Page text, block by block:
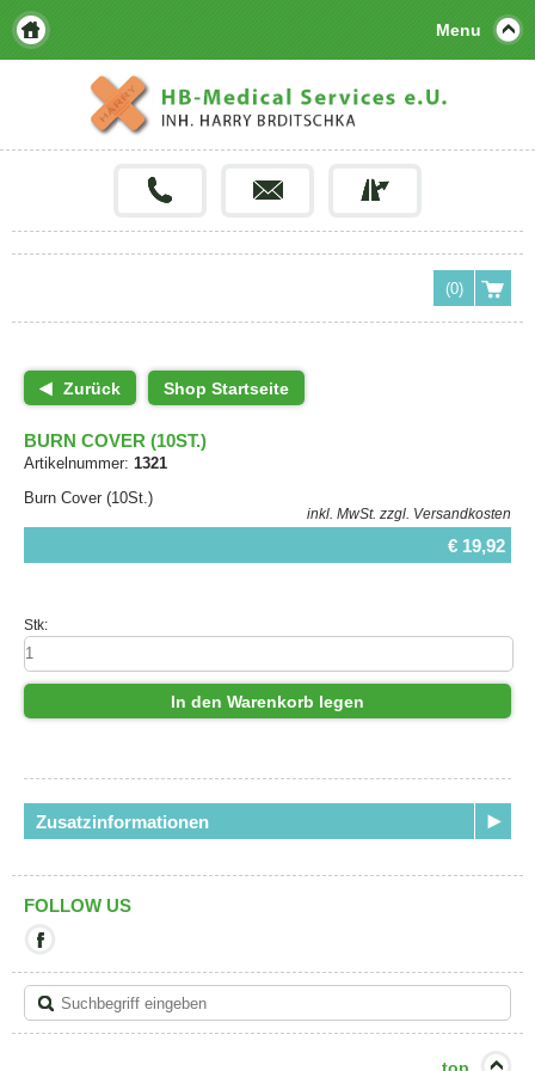
Menu
(0)
Zurück Shop Startseite
BURN COVER (10ST.)
Artikelnummer: 1321
Burn Cover (10St.)
inkl. MwSt. zzgl. Versandkosten
€ 19,92
Stk:
In den Warenkorb legen
Zusatzinformationen
FOLLOW US
Link
verlassen
Sie
die
top